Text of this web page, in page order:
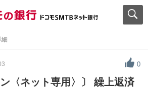
細
0
ン〈ネット専用〉〕 繰上返済